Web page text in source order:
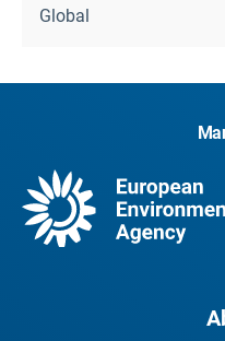
Global